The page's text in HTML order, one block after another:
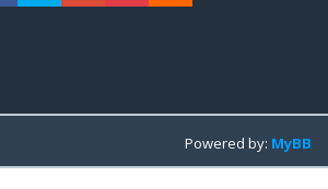
Powered by:MyBB